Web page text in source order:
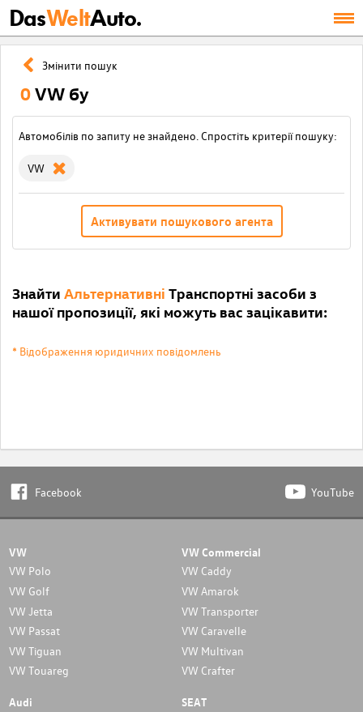
DasWeltAuto.
Змінити пошук
0VW бу
Автомобілів по запиту не знайдено. Спростіть критерії пошуку:
VW
Активувати пошукового агента
Знайти Альтернативні Транспортні засоби з
нашої пропозиції, які можуть вас зацікавити:
* Відображення юридичних повідомлень
Facebook YouTube
VW
VW Polo
VW Golf
VW Jetta
VW Passat
VW Tiguan
VW Touareg
VW Commercial
VW Caddy
VW Amarok
VW Transporter
VW Caravelle
VW Multivan
VW Crafter
Audi SEAT